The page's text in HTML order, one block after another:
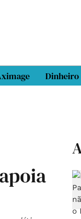
Dinheiro